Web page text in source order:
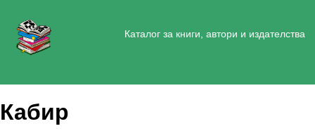
Каталог за книги, автори и издателства
Кабир